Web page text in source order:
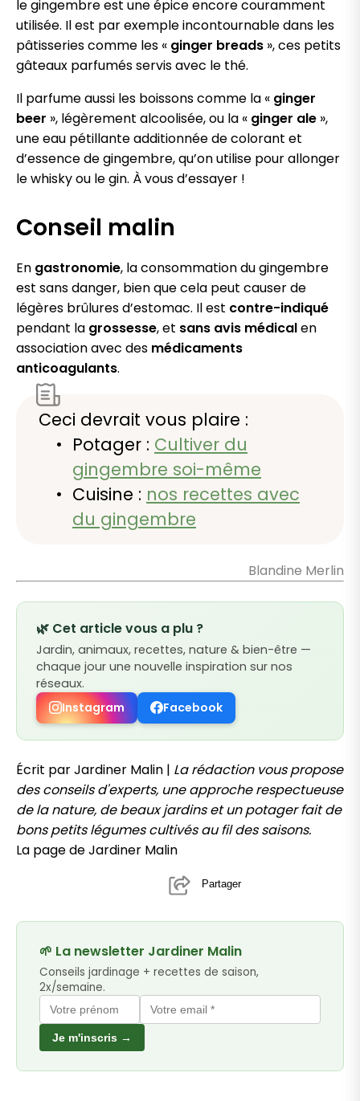
le gingembre est une épice encore couramment
utilisée. Il est par exemple incontournable dans les
pâtisseries comme les « ginger breads », ces petits
gâteaux parfumés servis avec le thé.
Il parfume aussi les boissons comme la « ginger
beer », légèrement alcoolisée, ou la « ginger ale »,
une eau pétillante additionnée de colorant et
d’essence de gingembre, qu’on utilise pour allonger
le whisky ou le gin. À vous d’essayer !
Conseil malin
En gastronomie, la consommation du gingembre
est sans danger, bien que cela peut causer de
légères brûlures d’estomac. Il est contre-indiqué
pendant la grossesse, et sans avis médicalen
association avec des médicaments
anticoagulants.
Ceci devrait vous plaire :
Potager : Cultiver du
gingembre soi-même
Cuisine : nos recettes avec
du gingembre
Blandine Merlin
🌿 Cet article vous a plu ?
Jardin, animaux, recettes, nature & bien-être —
chaque jour une nouvelle inspiration sur nos
réseaux.
Instagram
Facebook
Écrit par Jardiner Malin | La rédaction vous propose
des conseils d'experts, une approche respectueuse
de la nature, de beaux jardins et un potager fait de
bons petits légumes cultivés au fil des saisons.
La page de Jardiner Malin
Partager
🌱 La newsletter Jardiner Malin
Conseils jardinage + recettes de saison,
2x/semaine.
Je m'inscris →